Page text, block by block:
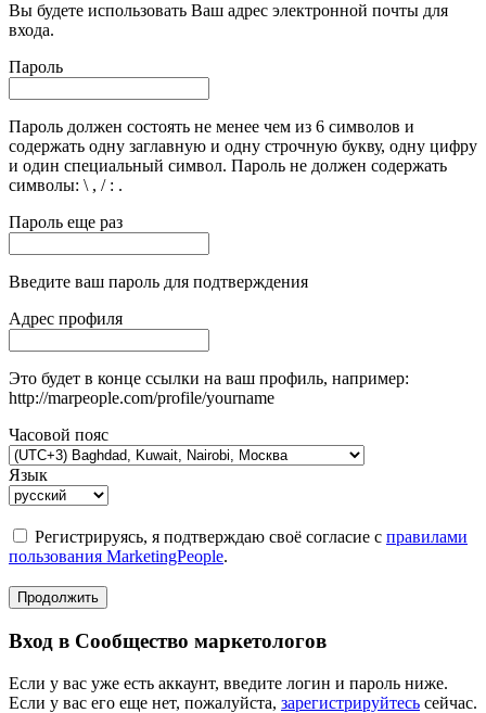
Вы будете использовать Ваш адрес электронной почты для
входа.
Пароль
Пароль должен состоять не менее чем из 6 символов и
содержать одну заглавную и одну строчную букву, одну цифру
и один специальный символ. Пароль не должен содержать
символы: \ , / : .
Пароль еще раз
Введите ваш пароль для подтверждения
Адрес профиля
Это будет в конце ссылки на ваш профиль, например:
http://marpeople.com/profile/yourname
Часовой пояс
Язык
Регистрируясь, я подтверждаю своё согласие с правилами
пользования MarketingPeople.
Продолжить
Вход в Сообщество маркетологов
Если у вас уже есть аккаунт, введите логин и пароль ниже.
Если у вас его еще нет, пожалуйста, зарегистрируйтесь сейчас.